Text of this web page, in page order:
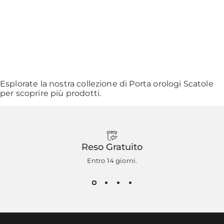
Esplorate la nostra collezione di Porta orologi Scatole
per scoprire più prodotti.
Reso Gratuito
Entro 14 giorni.